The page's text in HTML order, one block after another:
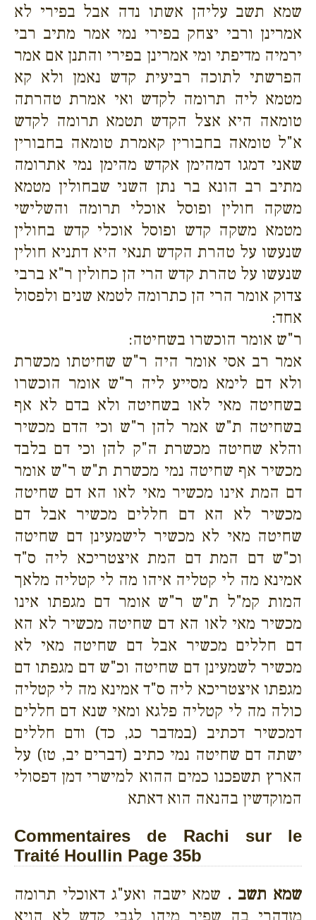
שמא תשב עליהן אשתו נדה אבל בפירי לא
אמרינן ורבי יצחק בפירי נמי אמר מתיב רבי
ירמיה מדיפתי ומי אמרינן בפירי והתנן אם אמר
הפרשתי לתוכה רביעית קדש נאמן ולא קא
מטמא ליה תרומה לקדש ואי אמרת טהרתה
טומאה היא אצל הקדש תטמא תרומה לקדש
א"ל טומאה בחבורין קאמרת טומאה בחבורין
שאני דמגו דמהימן אקדש מהימן נמי אתרומה
מתיב רב הונא בר נתן השני שבחולין מטמא
משקה חולין ופוסל אוכלי תרומה והשלישי
מטמא משקה קדש ופוסל אוכלי קדש בחולין
שנעשו על טהרת הקדש תנאי היא דתניא חולין
שנעשו על טהרת קדש הרי הן כחולין ר"א ברבי
צדוק אומר הרי הן כתרומה לטמא שנים ולפסול
אחד:
ר"ש אומר הוכשרו בשחיטה:
אמר רב אסי אומר היה ר"ש שחיטתו מכשרת
ולא דם לימא מסייע ליה ר"ש אומר הוכשרו
בשחיטה מאי לאו בשחיטה ולא בדם לא אף
בשחיטה ת"ש אמר להן ר"ש וכי הדם מכשיר
והלא שחיטה מכשרת ה"ק להן וכי דם בלבד
מכשיר אף שחיטה נמי מכשרת ת"ש ר"ש אומר
דם המת אינו מכשיר מאי לאו הא דם שחיטה
מכשיר לא הא דם חללים מכשיר אבל דם
שחיטה מאי לא מכשיר לישמעינן דם שחיטה
וכ"ש דם המת דם המת איצטריכא ליה ס"ד
אמינא מה לי קטליה איהו מה לי קטליה מלאך
המות קמ"ל ת"ש ר"ש אומר דם מגפתו אינו
מכשיר מאי לאו הא דם שחיטה מכשיר לא הא
דם חללים מכשיר אבל דם שחיטה מאי לא
מכשיר לשמעינן דם שחיטה וכ"ש דם מגפתו דם
מגפתו איצטריכא ליה ס"ד אמינא מה לי קטליה
כולה מה לי קטליה פלגא ומאי שנא דם חללים
דמכשיר דכתיב (במדבר כג, כד) ודם חללים
ישתה דם שחיטה נמי כתיב (דברים יב, טז) על
הארץ תשפכנו כמים ההוא למישרי דמן דפסולי
המוקדשין בהנאה הוא דאתא
Commentaires de Rachi sur le
Traité Houllin Page 35b
שמא תשב . שמא ישבה ואע"ג דאוכלי תרומה